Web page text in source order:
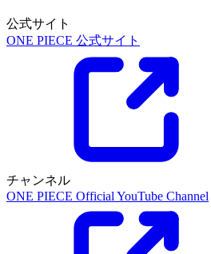
公式サイト
ONE PIECE 公式サイト
チャンネル
ONE PIECE Official YouTube Channel